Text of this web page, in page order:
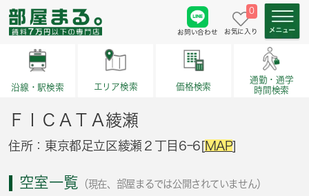
お問い合わせ
0
お気に入り
沿線・駅検索 エリア検索 価格検索
通勤・通学
時間検索
ＦＩＣＡＴＡ綾瀬
住所：東京都足立区綾瀬２丁目6ｰ6[MAP]
空室一覧 （現在、部屋まるでは公開されていません）